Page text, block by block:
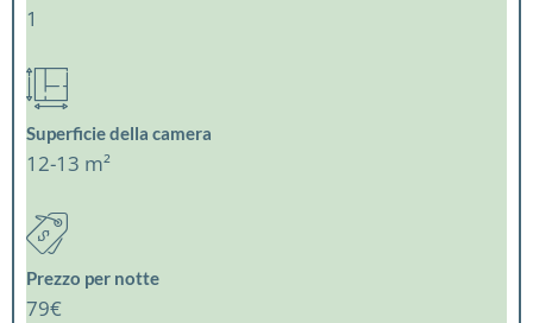
1
Superficie della camera
12-13 m²
Prezzo per notte
79€